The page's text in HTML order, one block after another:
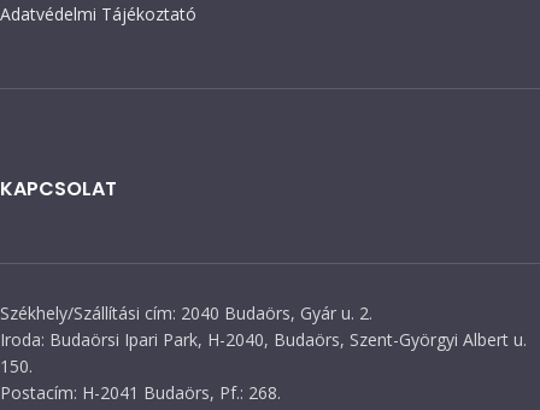
Adatvédelmi Tájékoztató
KAPCSOLAT
Székhely/Szállítási cím: 2040 Budaörs, Gyár u. 2.
Iroda: Budaörsi Ipari Park, H-2040, Budaörs, Szent-Györgyi Albert u.
150.
Postacím: H-2041 Budaörs, Pf.: 268.